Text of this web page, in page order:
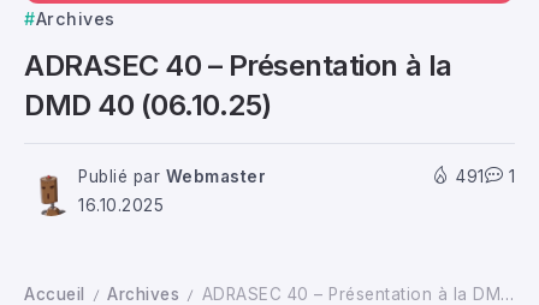
Archives
ADRASEC 40 – Présentation à la
DMD 40 (06.10.25)
Publié par Webmaster
16.10.2025
491 1
Accueil / Archives / ADRASEC 40 – Présentation à la DMD 40 (06.10.25)